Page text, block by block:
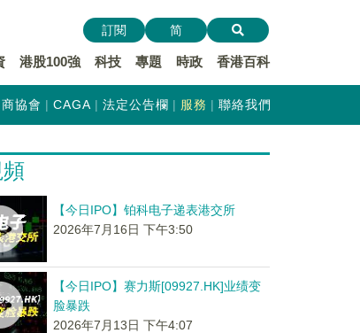
港股100強 科技 專題 時政 香港百科
訂閱 简
商協會 CAGA 法定公告欄 服務 聯絡我們
【今日IPO】铂科电子递表港交所
2026年7月16日 下午3:50
【今日IPO】赛力斯[09927.HK]业绩变
脸暴跌
2026年7月13日 下午4:07